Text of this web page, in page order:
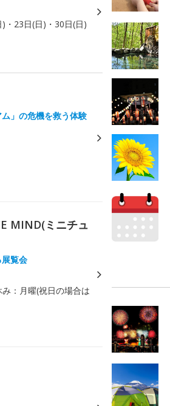
・23日(日)・30日(日)
」の危機を救う体験
MIND(ミニチュ
覧会
：月曜(祝日の場合は